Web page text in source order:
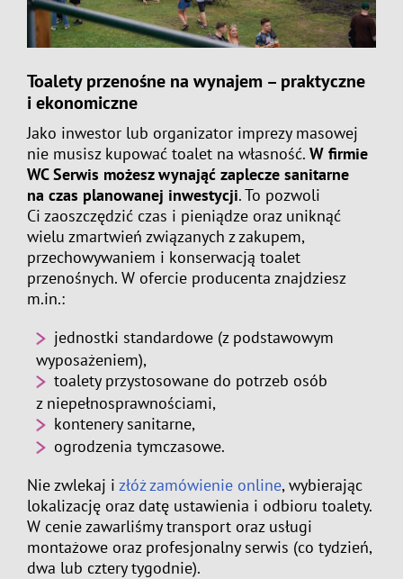
Toalety przenośne na wynajem – praktyczne
i ekonomiczne
Jako inwestor lub organizator imprezy masowej
nie musisz kupować toalet na własność. W firmie
WC Serwis możesz wynająć zaplecze sanitarne
na czas planowanej inwestycji. To pozwoli
Ci zaoszczędzić czas i pieniądze oraz uniknąć
wielu zmartwień związanych z zakupem,
przechowywaniem i konserwacją toalet
przenośnych. W ofercie producenta znajdziesz
m.in.:
jednostki standardowe (z podstawowym
wyposażeniem),
toalety przystosowane do potrzeb osób
z niepełnosprawnościami,
kontenery sanitarne,
ogrodzenia tymczasowe.
Nie zwlekaj i złóż zamówienie online, wybierając
lokalizację oraz datę ustawienia i odbioru toalety.
W cenie zawarliśmy transport oraz usługi
montażowe oraz profesjonalny serwis (co tydzień,
dwa lub cztery tygodnie).